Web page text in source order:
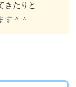
きたりと
す＾＾